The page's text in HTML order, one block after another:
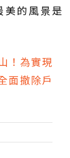
美的風景是
！為實現
面撤除戶